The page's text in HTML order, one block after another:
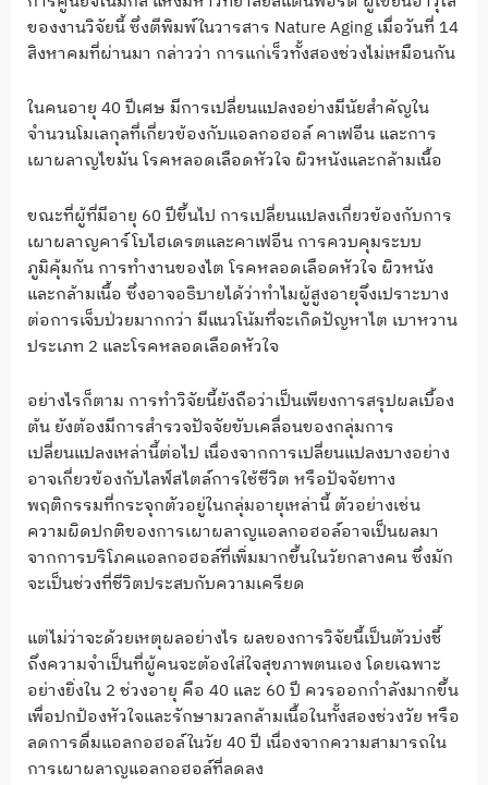
ของงานวิจัยนี้ ซึ่งตีพิมพ์ในวารสาร Nature Aging เมื่อวันที่ 14
สิงหาคมที่ผ่านมา กล่าวว่า การแก่เร็วทั้งสองช่วงไม่เหมือนกัน
ในคนอายุ 40 ปีเศษ มีการเปลี่ยนแปลงอย่างมีนัยสำคัญใน
จำนวนโมเลกุลที่เกี่ยวข้องกับแอลกอฮอล์ คาเฟอีน และการ
เผาผลาญไขมัน โรคหลอดเลือดหัวใจ ผิวหนังและกล้ามเนื้อ
ขณะที่ผู้ที่มีอายุ 60 ปีขึ้นไป การเปลี่ยนแปลงเกี่ยวข้องกับการ
เผาผลาญคาร์โบไฮเดรตและคาเฟอีน การควบคุมระบบ
ภูมิคุ้มกัน การทำงานของไต โรคหลอดเลือดหัวใจ ผิวหนัง
และกล้ามเนื้อ ซึ่งอาจอธิบายได้ว่าทำไมผู้สูงอายุจึงเปราะบาง
ต่อการเจ็บป่วยมากกว่า มีแนวโน้มที่จะเกิดปัญหาไต เบาหวาน
ประเภท 2 และโรคหลอดเลือดหัวใจ
อย่างไรก็ตาม การทำวิจัยนี้ยังถือว่าเป็นเพียงการสรุปผลเบื้อง
ต้น ยังต้องมีการสำรวจปัจจัยขับเคลื่อนของกลุ่มการ
เปลี่ยนแปลงเหล่านี้ต่อไป เนื่องจากการเปลี่ยนแปลงบางอย่าง
อาจเกี่ยวข้องกับไลฟ์สไตล์การใช้ชีวิต หรือปัจจัยทาง
พฤติกรรมที่กระจุกตัวอยู่ในกลุ่มอายุเหล่านี้ ตัวอย่างเช่น
ความผิดปกติของการเผาผลาญแอลกอฮอล์อาจเป็นผลมา
จากการบริโภคแอลกอฮอล์ที่เพิ่มมากขึ้นในวัยกลางคน ซึ่งมัก
จะเป็นช่วงที่ชีวิตประสบกับความเครียด
แต่ไม่ว่าจะด้วยเหตุผลอย่างไร ผลของการวิจัยนี้เป็นตัวบ่งชี้
ถึงความจำเป็นที่ผู้คนจะต้องใส่ใจสุขภาพตนเอง โดยเฉพาะ
อย่างยิ่งใน 2 ช่วงอายุ คือ 40 และ 60 ปี ควรออกกำลังมากขึ้น
เพื่อปกป้องหัวใจและรักษามวลกล้ามเนื้อในทั้งสองช่วงวัย หรือ
ลดการดื่มแอลกอฮอล์ในวัย 40 ปี เนื่องจากความสามารถใน
การเผาผลาญแอลกอฮอล์ที่ลดลง